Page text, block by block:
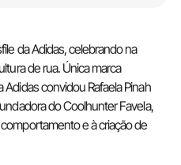
da Adidas, celebrando na
de rua. Única marca
Adidas convidou Rafaela Pinah
do Coolhunter Favela,
e à criação de